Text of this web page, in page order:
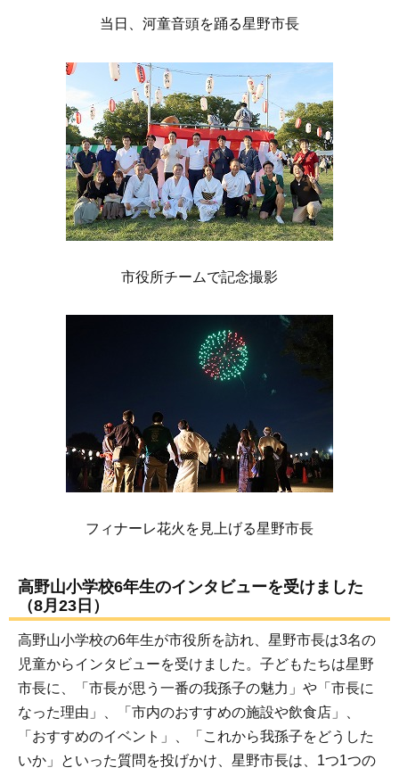
当日、河童音頭を踊る星野市長
市役所チームで記念撮影
フィナーレ花火を見上げる星野市長
高野山小学校6年生のインタビューを受けました
（8月23日）
高野山小学校の6年生が市役所を訪れ、星野市長は3名の
児童からインタビューを受けました。子どもたちは星野
市長に、「市長が思う一番の我孫子の魅力」や「市長に
なった理由」、「市内のおすすめの施設や飲食店」、
「おすすめのイベント」、「これから我孫子をどうした
いか」といった質問を投げかけ、星野市長は、1つ1つの